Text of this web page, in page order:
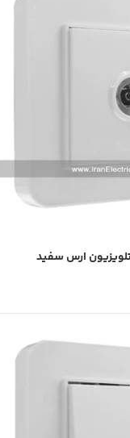
تلویزیون ارس سفید